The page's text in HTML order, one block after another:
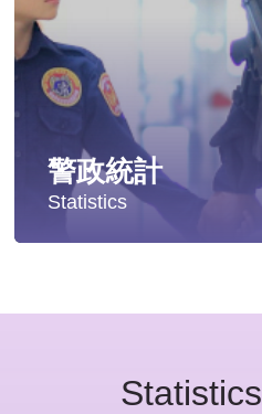
警政統計
Statistics
新北市重要警政統計指標
Statistics